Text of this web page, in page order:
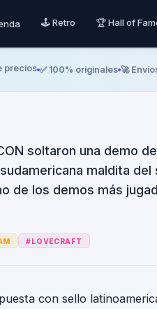
🕹️ Retro 🏆 Hall of
✅ 100% originales 🚀 Envíos a
Cthulhu
coop
soltaron una demo
maldita
de los demos más
#LOVECRAFT
con sello